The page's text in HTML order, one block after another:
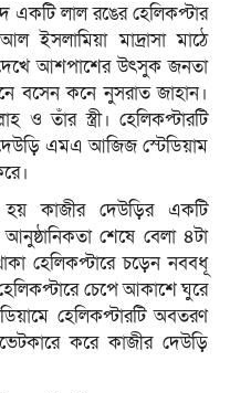
একটি লাল রঙের হেলিকপ্টার
ইসলামিয়া মাদ্রাসা মাঠে
আশপাশের উৎসুক জনতা
বসেন কনে নুসরাত জাহান।
তাঁর স্ত্রী। হেলিকপ্টারটি
এমএ আজিজ স্টেডিয়াম
হয় কাজীর দেউড়ির একটি
আনুষ্ঠানিকতা শেষে বেলা ৪টা
হেলিকপ্টারে চড়েন নববধূ
চেপে আকাশে ঘুরে
হেলিকপ্টারটি অবতরণ
করে কাজীর দেউড়ি